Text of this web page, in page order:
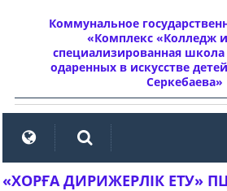
Коммунальное
«Комплекс «Колледж
специализированная школа
одаренных в искусстве
Серкебаева»
«ХОРҒА ДИРИЖЕРЛІК ЕТУ»